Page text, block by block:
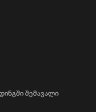
შემავალი